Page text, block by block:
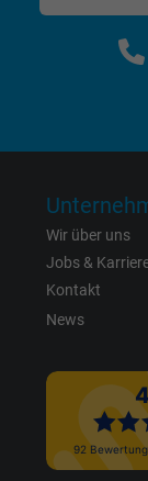
Wir über uns
Jobs &
Kontakt
News